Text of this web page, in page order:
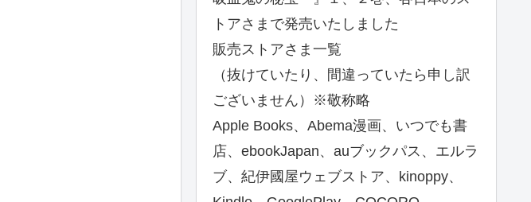
トアさまで発売いたしました
販売ストアさま一覧
（抜けていたり、間違っていたら申し訳
ございません）※敬称略
Apple Books、Abema漫画、いつでも書
店、ebookJapan、auブックパス、エルラ
ブ、紀伊國屋ウェブストア、kinoppy、